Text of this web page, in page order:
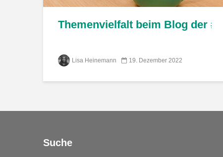
Themenvielfalt beim Blog der
Lisa Heinemann 19. Dezember 2022
Suche